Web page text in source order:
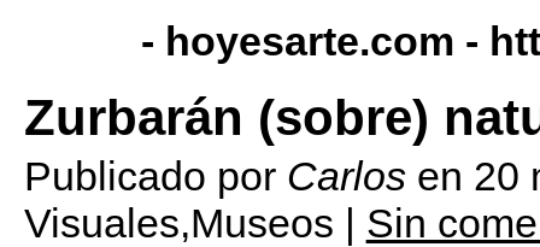
- hoyesarte.com -
Zurbarán (sobre)
Publicado por Carlosen 20
Visuales,Museos | Sin